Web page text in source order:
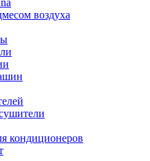
воздуха
кондиционеров